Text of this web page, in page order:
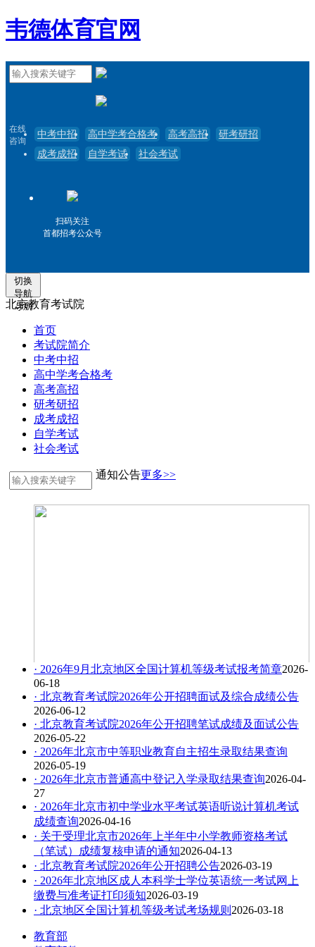
韦德体育官网
在线
咨询
中考中招 高中学考合格考 高考高招
研考研招
成考成招
自学考试 社会考试
扫码关注
首都招考公众号
切换
导航
导航
北京教育考试院
首页
考试院简介
中考中招
高中学考合格考
高考高招
研考研招
成考成招
自学考试
社会考试
6月7日 北京市副市长穆鹏调度检查全市高考工作
通知公告更多>>
· 2026年9月北京地区全国计算机等级考试报考简章2026-
06-18
· 北京教育考试院2026年公开招聘面试及综合成绩公告
2026-06-12
· 北京教育考试院2026年公开招聘笔试成绩及面试公告
2026-05-22
· 2026年北京市中等职业教育自主招生录取结果查询
2026-05-19
· 2026年北京市普通高中登记入学录取结果查询2026-04-
27
· 2026年北京市初中学业水平考试英语听说计算机考试
成绩查询2026-04-16
· 关于受理北京市2026年上半年中小学教师资格考试
（笔试）成绩复核申请的通知2026-04-13
· 北京教育考试院2026年公开招聘公告2026-03-19
· 2026年北京地区成人本科学士学位英语统一考试网上
缴费与准考证打印须知2026-03-19
· 北京地区全国计算机等级考试考场规则 2026-03-18
教育部